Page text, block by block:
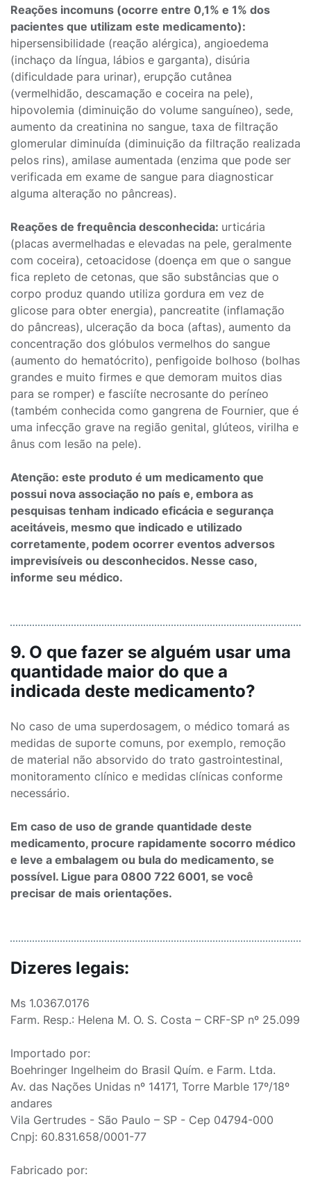
Reações incomuns (ocorre entre 0,1% e 1% dos
pacientes que utilizam este medicamento):
hipersensibilidade (reação alérgica), angioedema
(inchaço da língua, lábios e garganta), disúria
(dificuldade para urinar), erupção cutânea
(vermelhidão, descamação e coceira na pele),
hipovolemia (diminuição do volume sanguíneo), sede,
aumento da creatinina no sangue, taxa de filtração
glomerular diminuída (diminuição da filtração realizada
pelos rins), amilase aumentada (enzima que pode ser
verificada em exame de sangue para diagnosticar
alguma alteração no pâncreas).
Reações de frequência desconhecida: urticária
(placas avermelhadas e elevadas na pele, geralmente
com coceira), cetoacidose (doença em que o sangue
fica repleto de cetonas, que são substâncias que o
corpo produz quando utiliza gordura em vez de
glicose para obter energia), pancreatite (inflamação
do pâncreas), ulceração da boca (aftas), aumento da
concentração dos glóbulos vermelhos do sangue
(aumento do hematócrito), penfigoide bolhoso (bolhas
grandes e muito firmes e que demoram muitos dias
para se romper) e fasciíte necrosante do períneo
(também conhecida como gangrena de Fournier, que é
uma infecção grave na região genital, glúteos, virilha e
ânus com lesão na pele).
Atenção: este produto é um medicamento que
possui nova associação no país e, embora as
pesquisas tenham indicado eficácia e segurança
aceitáveis, mesmo que indicado e utilizado
corretamente, podem ocorrer eventos adversos
imprevisíveis ou desconhecidos. Nesse caso,
informe seu médico.
9. O que fazer se alguém usar uma
quantidade maior do que a
indicada deste medicamento?
No caso de uma superdosagem, o médico tomará as
medidas de suporte comuns, por exemplo, remoção
de material não absorvido do trato gastrointestinal,
monitoramento clínico e medidas clínicas conforme
necessário.
Em caso de uso de grande quantidade deste
medicamento, procure rapidamente socorro médico
e leve a embalagem ou bula do medicamento, se
possível. Ligue para 0800 722 6001, se você
precisar de mais orientações.
Dizeres legais:
Ms 1.0367.0176
Farm. Resp.: Helena M. O. S. Costa – CRF-SP nº 25.099
Importado por:
Boehringer Ingelheim do Brasil Quím. e Farm. Ltda.
Av. das Nações Unidas nº 14171, Torre Marble 17º/18º
andares
Vila Gertrudes - São Paulo – SP - Cep 04794-000
Cnpj: 60.831.658/0001-77
Fabricado por: